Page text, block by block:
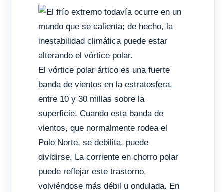
El vórtice polar ártico es una fuerte
banda de vientos en la estratosfera,
entre 10 y 30 millas sobre la
superficie. Cuando esta banda de
vientos, que normalmente rodea el
Polo Norte, se debilita, puede
dividirse. La corriente en chorro polar
puede reflejar este trastorno,
volviéndose más débil u ondulada. En